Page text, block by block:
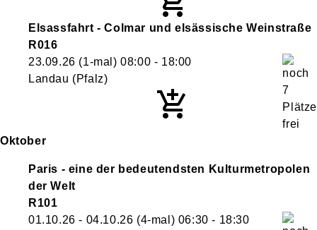
Elsassfahrt - Colmar und elsässische Weinstraße
R016
23.09.26 (1-mal)08:00 - 18:00
Landau (Pfalz)
Oktober
Paris - eine der bedeutendsten Kulturmetropolen
der Welt
R101
01.10.26 - 04.10.26 (4-mal) 06:30 - 18:30